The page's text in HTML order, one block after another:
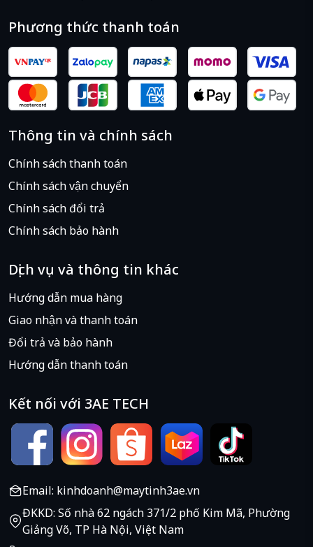
Phương thức thanh toán
Thông tin và chính sách
Chính sách thanh toán
Chính sách vận chuyển
Chính sách đổi trả
Chính sách bảo hành
Dịch vụ và thông tin khác
Hướng dẫn mua hàng
Giao nhận và thanh toán
Đổi trả và bảo hành
Hướng dẫn thanh toán
Kết nối với 3AE TECH
Email: kinhdoanh@maytinh3ae.vn
ĐKKD: Số nhà 62 ngách 371/2 phố Kim Mã, Phường
Giảng Võ, TP Hà Nội, Việt Nam